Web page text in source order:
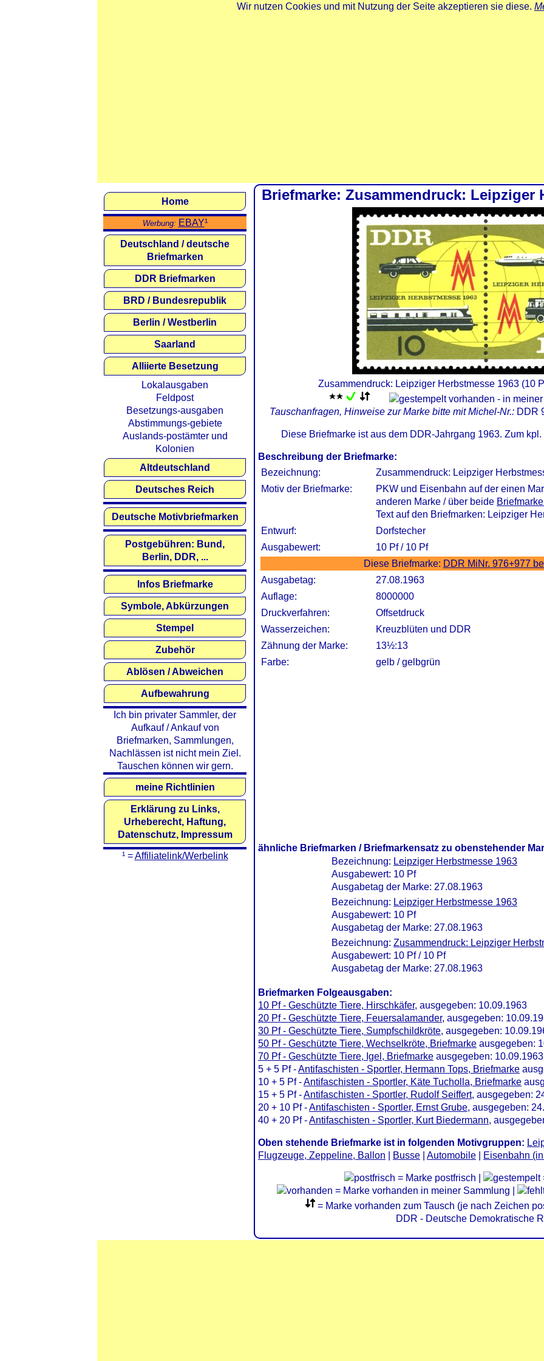
Wir nutzen Cookies und mit Nutzung der Seite akzeptieren sie diese.
Briefmarke: Zusammendruck: Leipziger
Zusammendruck: Leipziger Herbstmesse 1963 (10
Tauschanfragen, Hinweise zur Marke bitte mit Michel-Nr.: DDR
Diese Briefmarke ist aus dem DDR-Jahrgang 1963. Zum kpl.
Beschreibung der Briefmarke:
Bezeichnung:
Zusammendruck: Leipziger
Motiv der Briefmarke:
PKW und Eisenbahn auf der einen
anderen Marke / über beide
Text auf den Briefmarken: Leipziger
Entwurf:
Dorfstecher
Ausgabewert:
10 Pf / 10 Pf
Diese Briefmarke: DDR MiNr. 976+977
Ausgabetag:
27.08.1963
Auflage:
8000000
Druckverfahren:
Offsetdruck
Wasserzeichen:
Kreuzblüten und DDR
Zähnung der Marke:
13½:13
Farbe:
gelb / gelbgrün
ähnliche Briefmarken / Briefmarkensatz zu obenstehender
Bezeichnung: Leipziger Herbstmesse 1963
Ausgabewert: 10 Pf
Ausgabetag der Marke: 27.08.1963
Bezeichnung: Leipziger Herbstmesse 1963
Ausgabewert: 10 Pf
Ausgabetag der Marke: 27.08.1963
Bezeichnung: Zusammendruck: Leipziger
Ausgabewert: 10 Pf / 10 Pf
Ausgabetag der Marke: 27.08.1963
Briefmarken Folgeausgaben:
10 Pf - Geschützte Tiere, Hirschkäfer, ausgegeben: 10.09.1963
20 Pf - Geschützte Tiere, Feuersalamander, ausgegeben:
30 Pf - Geschützte Tiere, Sumpfschildkröte, ausgegeben:
50 Pf - Geschützte Tiere, Wechselkröte, Briefmarke ausgegeben:
70 Pf - Geschützte Tiere, Igel, Briefmarke ausgegeben: 10.09.1963
5 + 5 Pf -Antifaschisten - Sportler, Hermann Tops, Briefmarke
10 + 5 Pf -Antifaschisten - Sportler, Käte Tucholla, Briefmarke
15 + 5 Pf -Antifaschisten - Sportler, Rudolf Seiffert, ausgegeben:
20 + 10 Pf -Antifaschisten - Sportler, Ernst Grube, ausgegeben:
40 + 20 Pf -Antifaschisten - Sportler, Kurt Biedermann,
Oben stehende Briefmarke ist in folgenden Motivgruppen:
Flugzeuge, Zeppeline, Ballon
Busse Automobile Eisenbahn
= Marke postfrisch |
= Marke vorhanden in meiner Sammlung |
= Marke vorhanden zum Tausch (je nach Zeichen
DDR - Deutsche Demokratische
Home
Werbung: EBAY¹
Deutschland / deutsche
Briefmarken
DDR Briefmarken
BRD / Bundesrepublik
Berlin / Westberlin
Saarland
Alliierte Besetzung
Lokalausgaben
Feldpost
Besetzungs-ausgaben
Abstimmungs-gebiete
Auslands-postämter und
Kolonien
Altdeutschland
Deutsches Reich
Deutsche Motivbriefmarken
Postgebühren: Bund,
Berlin, DDR, ...
Infos Briefmarke
Symbole, Abkürzungen
Stempel
Zubehör
Ablösen / Abweichen
Aufbewahrung
Ich bin privater Sammler, der
Aufkauf / Ankauf von
Briefmarken, Sammlungen,
Nachlässen ist nicht mein Ziel.
Tauschen können wir gern.
meine Richtlinien
Erklärung zu Links,
Urheberecht, Haftung,
Datenschutz, Impressum
¹ =Affiliatelink/Werbelink